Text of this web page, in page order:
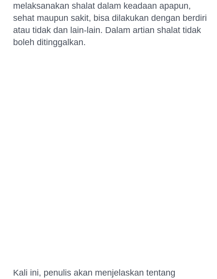
melaksanakan shalat dalam keadaan apapun,
sehat maupun sakit, bisa dilakukan dengan berdiri
atau tidak dan lain-lain. Dalam artian shalat tidak
boleh ditinggalkan.
Kali ini, penulis akan menjelaskan tentang